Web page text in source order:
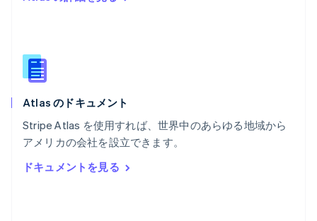
Atlas のドキュメント
Stripe Atlas を使用すれば、世界中のあらゆる地域から
アメリカの会社を設立できます。
ドキュメントを見る
Español
ラトビア
リトアニア
リヒテンシュタイン
DeutschEnglish
ルーマニア
English